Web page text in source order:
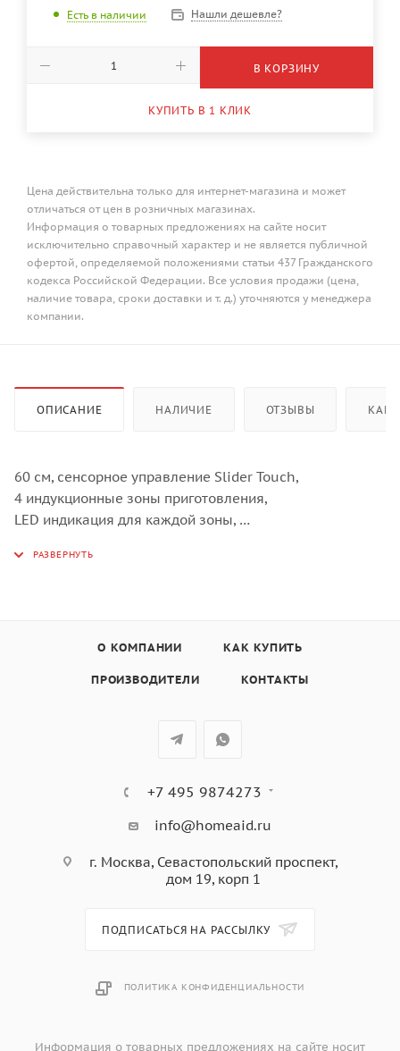
Есть в наличии Нашли дешевле?
В КОРЗИНУ
КУПИТЬ В 1 КЛИК
Цена действительна только для интернет-магазина и может
отличаться от цен в розничных магазинах.
Информация о товарных предложениях на сайте носит
исключительно справочный характер и не является публичной
офертой, определяемой положениями статьи 437 Гражданского
кодекса Российской Федерации. Все условия продажи (цена,
наличие товара, сроки доставки и т. д.) уточняются у менеджера
компании.
ОПИСАНИЕ НАЛИЧИЕ ОТЗЫВЫ КАК
60 cм, сенсорное управление Slider Touch,
4 индукционные зоны приготовления,
LED индикация для каждой зоны,
Автоматическое отключение,
Цвет: серый, Дизайн рамки: 2 скошенных края
О КОМПАНИИ КАК КУПИТЬ
ПРОИЗВОДИТЕЛИ КОНТАКТЫ
+7 495 9874273
info@homeaid.ru
г. Москва, Севастопольский проспект,
дом 19, корп 1
ПОДПИСАТЬСЯ НА РАССЫЛКУ
ПОЛИТИКА КОНФИДЕНЦИАЛЬНОСТИ
Информация о товарных предложениях на сайте носит